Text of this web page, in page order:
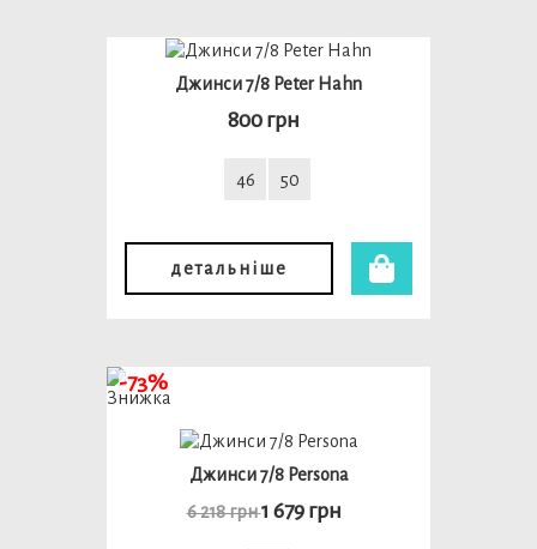
Джинси 7/8 Peter Hahn
800 грн
46 50
детальніше
Джинси 7/8 Persona
6 218 грн1 679 грн
-73%